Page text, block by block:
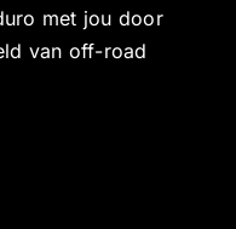
met jou door
van off-road